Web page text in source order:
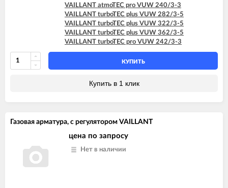
VAILLANT atmoTEC pro VUW 240/3-3
VAILLANT turboTEC plus VUW 282/3-5
VAILLANT turboTEC plus VUW 322/3-5
VAILLANT turboTEC plus VUW 362/3-5
VAILLANT turboTEC pro VUW 242/3-3
КУПИТЬ
Купить в 1 клик
Газовая арматура, с регулятором VAILLANT
цена по запросу
Нет в наличии